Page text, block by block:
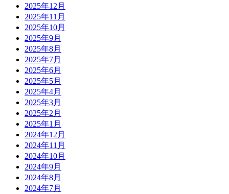
2025年12月
2025年11月
2025年10月
2025年9月
2025年8月
2025年7月
2025年6月
2025年5月
2025年4月
2025年3月
2025年2月
2025年1月
2024年12月
2024年11月
2024年10月
2024年9月
2024年8月
2024年7月